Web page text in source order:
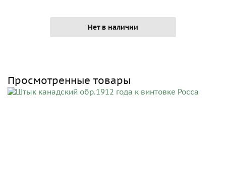
Нет в наличии
Просмотренные товары